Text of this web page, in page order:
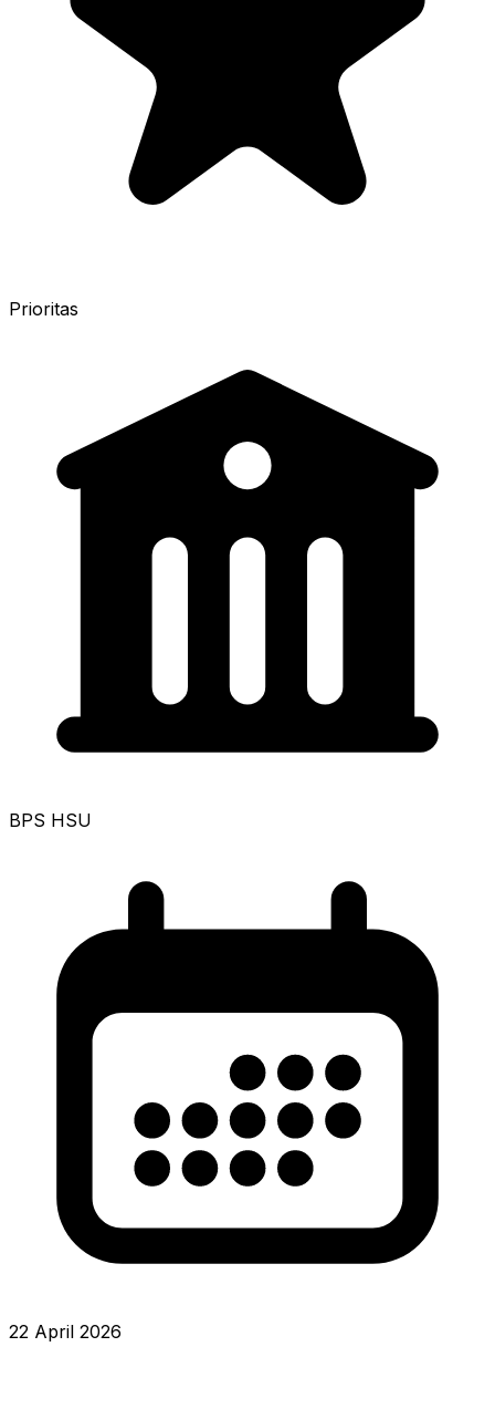
Prioritas
BPS HSU
22 April 2026